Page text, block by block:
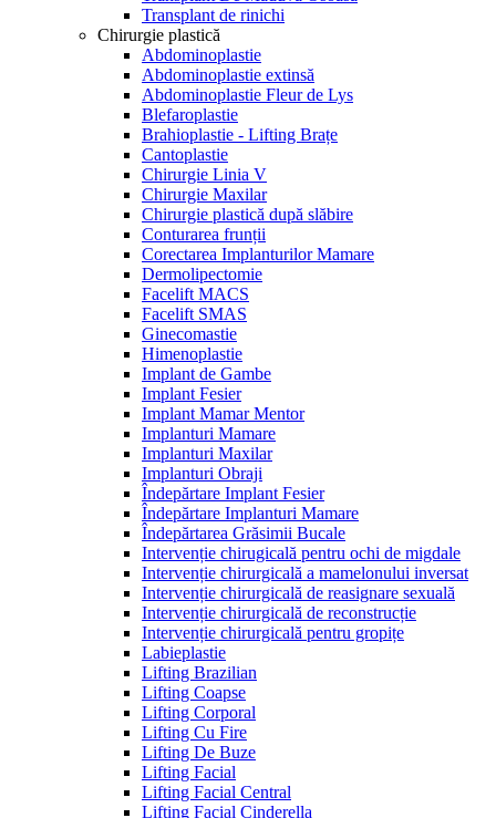
Transplant de rinichi
Chirurgie plastică
Abdominoplastie
Abdominoplastie extinsă
Abdominoplastie Fleur de Lys
Blefaroplastie
Brahioplastie - Lifting Brațe
Cantoplastie
Chirurgie Linia V
Chirurgie Maxilar
Chirurgie plastică după slăbire
Conturarea frunții
Corectarea Implanturilor Mamare
Dermolipectomie
Facelift MACS
Facelift SMAS
Ginecomastie
Himenoplastie
Implant de Gambe
Implant Fesier
Implant Mamar Mentor
Implanturi Mamare
Implanturi Maxilar
Implanturi Obraji
Îndepărtare Implant Fesier
Îndepărtare Implanturi Mamare
Îndepărtarea Grăsimii Bucale
Intervenție chirugicală pentru ochi de migdale
Intervenție chirurgicală a mamelonului inversat
Intervenție chirurgicală de reasignare sexuală
Intervenție chirurgicală de reconstrucție
Intervenție chirurgicală pentru gropițe
Labieplastie
Lifting Brazilian
Lifting Coapse
Lifting Corporal
Lifting Cu Fire
Lifting De Buze
Lifting Facial
Lifting Facial Central
Lifting Facial Cinderella